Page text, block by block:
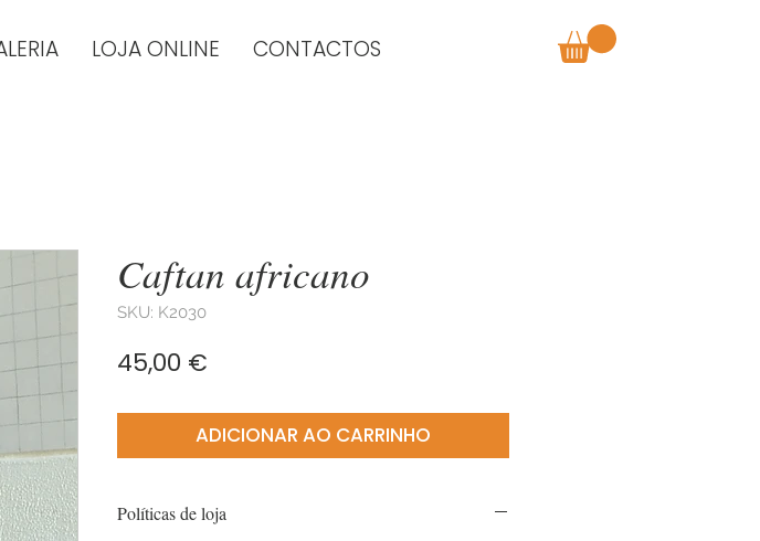
LOJA ONLINE CONTACTOS
Caftan africano
SKU: K2030
45,00 €
ADICIONAR AO CARRINHO
Políticas de loja